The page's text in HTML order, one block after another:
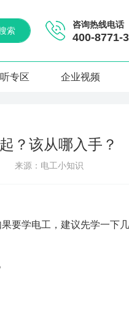
索
咨询热线电话
400-8771-
专区 企业视频
？该从哪入手？
来源：电工小知识
要学电工，建议先学一下几